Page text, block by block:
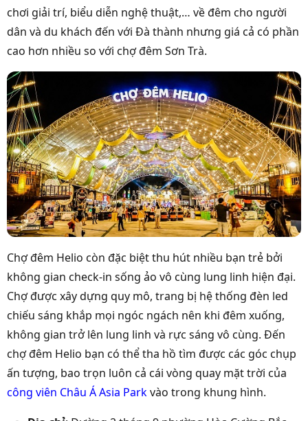
chơi giải trí, biểu diễn nghệ thuật,… về đêm cho người
dân và du khách đến với Đà thành nhưng giá cả có phần
cao hơn nhiều so với chợ đêm Sơn Trà.
Chợ đêm Helio còn đặc biệt thu hút nhiều bạn trẻ bởi
không gian check-in sống ảo vô cùng lung linh hiện đại.
Chợ được xây dựng quy mô, trang bị hệ thống đèn led
chiếu sáng khắp mọi ngóc ngách nên khi đêm xuống,
không gian trở lên lung linh và rực sáng vô cùng. Đến
chợ đêm Helio bạn có thể tha hồ tìm được các góc chụp
ấn tượng, bao trọn luôn cả cái vòng quay mặt trời của
công viên Châu Á Asia Parkvào trong khung hình.